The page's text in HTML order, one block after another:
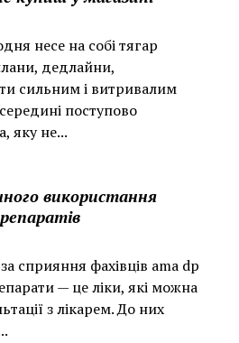
несе на собі тягар
дедлайни,
сильним і витривалим
поступово
яку не...
використання
сприяння фахівців ama dp
— це ліки, які можна
з лікарем. До них